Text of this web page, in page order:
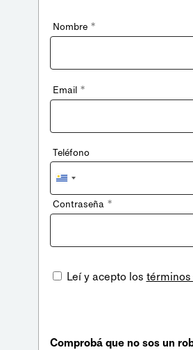
Nombre *
Email *
Teléfono
Uruguay
+598
Contraseña *
Leí y acepto los términos
Comprobá que no sos un